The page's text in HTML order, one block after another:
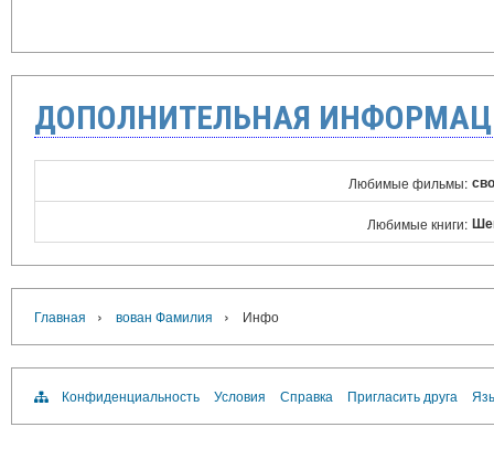
ДОПОЛНИТЕЛЬНАЯ
Любимые фильмы:
Любимые книги:
Главная › вован Фамилия › Инфо
Конфиденциальность Условия Справка Пригласить друга